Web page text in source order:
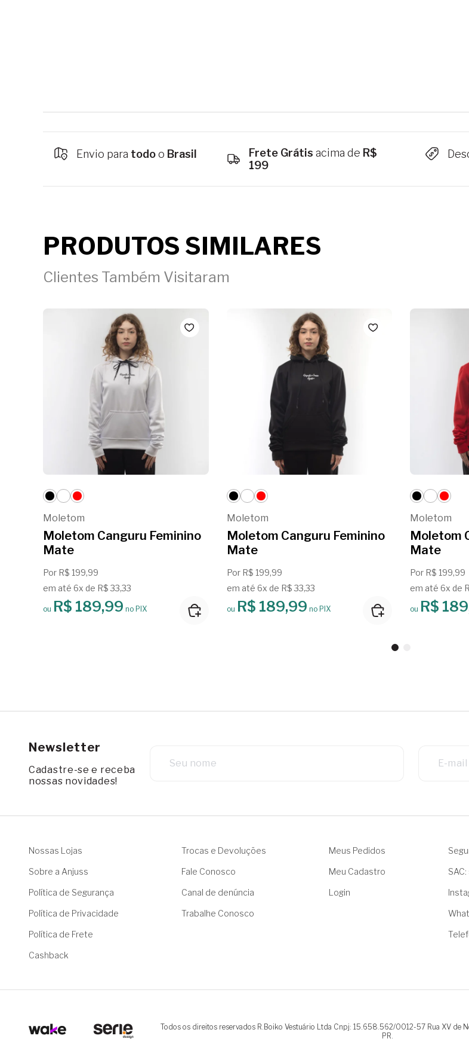
Envio para todoo Brasil Frete Grátis acima de R$
199
PRODUTOS SIMILARES
Clientes Também Visitaram
Moletom
Moletom Canguru Feminino
Mate
Por R$ 199,99
em até 6x de R$ 33,33
ou R$ 189,99 no PIX
Moletom
Moletom Canguru Feminino
Mate
Por R$ 199,99
em até 6x de R$ 33,33
ou R$ 189,99 no PIX
Moletom
Moletom
Mate
Por R$ 199,99
em até 6x de
ou R$
Newsletter
Cadastre-se e receba
nossas novidades!
Nossas Lojas
Sobre a Anjuss
Política de Segurança
Política de Privacidade
Política de Frete
Cashback
Trocas e Devoluções
Fale Conosco
Canal de denúncia
Trabalhe Conosco
Meus Pedidos
Meu Cadastro
Login
Todos os direitos reservados R.Boiko Vestuário Ltda Cnpj: 15.658.562/0012-57 Rua XV
PR.